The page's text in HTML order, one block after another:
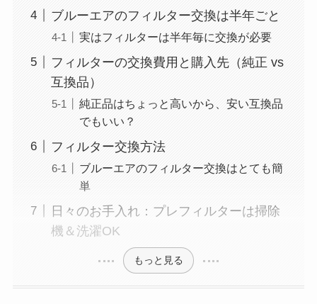
ブルーエアのフィルター交換は半年ごと
実はフィルターは半年毎に交換が必要
フィルターの交換費用と購入先（純正 vs
互換品）
純正品はちょっと高いから、安い互換品
でもいい？
フィルター交換方法
ブルーエアのフィルター交換はとても簡
単
日々のお手入れ：プレフィルターは掃除
機＆洗濯OK
もっと見る